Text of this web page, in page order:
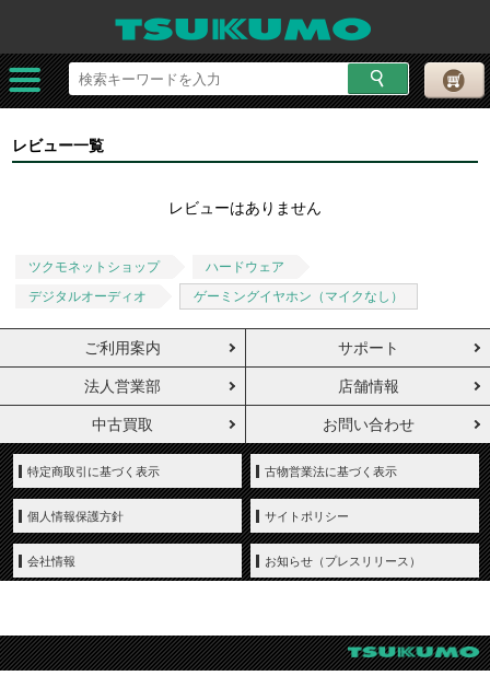
レビュー一覧
レビューはありません
ツクモネットショップ
ハードウェア
デジタルオーディオ
ゲーミングイヤホン（マイクなし）
ご利用案内 サポート
法人営業部 店舗情報
中古買取 お問い合わせ
特定商取引に基づく表示 古物営業法に基づく表示
個人情報保護方針 サイトポリシー
会社情報 お知らせ（プレスリリース）